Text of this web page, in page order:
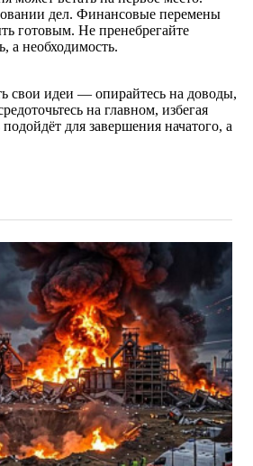
дел. Финансовые перемены
готовым. Не пренебрегайте
а необходимость.
свои идеи — опирайтесь на доводы,
на главном, избегая
для завершения начатого, а